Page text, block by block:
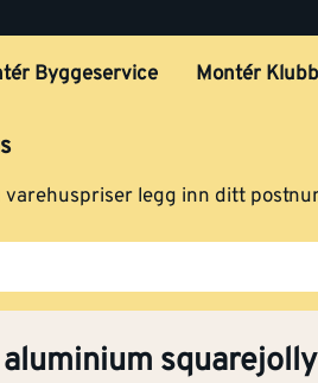
Byggeservice Montér Klubb
varehuspriser legg inn ditt
squarejolly